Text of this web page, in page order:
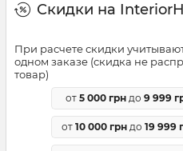
Скидки на
При расчете скидки
одном заказе (скидка не
товар)
от 5 000 грн до 9 999
от 10 000 грндо 19 999